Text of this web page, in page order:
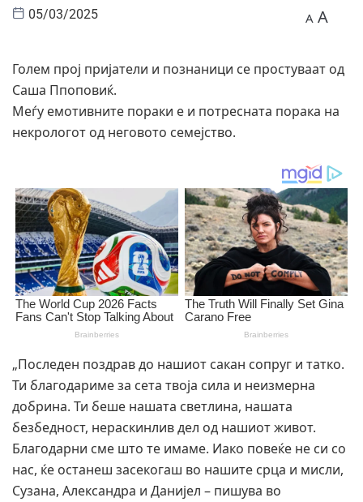
05/03/2025 A A
Голем прој пријатели и познаници се простуваат од
Саша Ппоповиќ.
Меѓу емотивните пораки е и потресната порака на
некрологот од неговото семејство.
„Последен поздрав до нашиот сакан сопруг и татко.
Ти благодариме за сета твоја сила и неизмерна
добрина. Ти беше нашата светлина, нашата
безбедност, нераскинлив дел од нашиот живот.
Благодарни сме што те имаме. Иако повеќе не си со
нас, ќе останеш засекогаш во нашите срца и мисли,
Сузана, Александра и Данијел – пишува во